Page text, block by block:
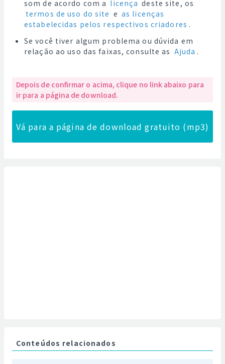
som de acordo com a licença deste site, os
termos de uso do site e as licenças
estabelecidas pelos respectivos criadores .
Se você tiver algum problema ou dúvida em
relação ao uso das faixas, consulte as Ajuda .
Depois de confirmar o acima, clique no link abaixo para
ir para a página de download.
Vá para a página de download gratuito (mp3)
Conteúdos relacionados